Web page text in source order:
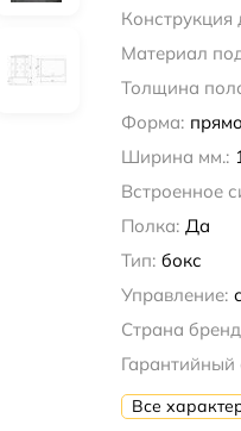
Конструкция
Материал
Толщина
Форма:
Ширина мм.:
Встроенное
Полка: Да
Тип: бокс
Управление:
Страна
Гарантийный
Все